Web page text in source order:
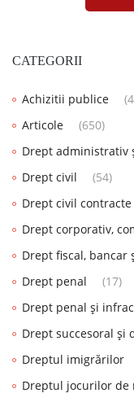
CATEGORII
Achizitii publice
Articole
(650)
Drept administrativ
Drept civil
(54)
Drept civil contracte
Drept corporativ,
Drept fiscal, bancar
Drept penal
(17)
Drept penal și
Drept succesoral și
Dreptul imigrărilor
Dreptul jocurilor de